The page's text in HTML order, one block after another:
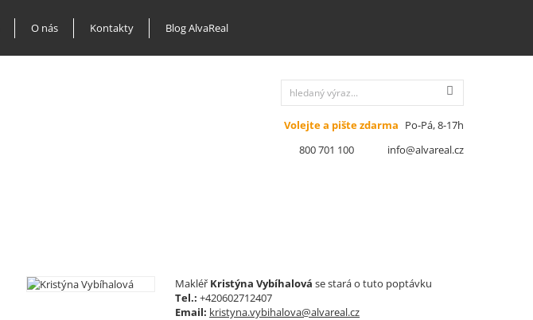
O nás Kontakty Blog AlvaReal
Volejte a pište zdarma Po-Pá, 8-17h
800 701 100
info@alvareal.cz
Makléř Kristýna Vybíhalová se stará o tuto poptávku
Tel.: +420602712407
Email: kristyna.vybihalova@alvareal.cz